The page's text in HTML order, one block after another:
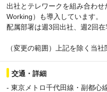
出社とテレワークを組み合わ
Working）も導入しています。
配属部署は週3回出社、週2回在
（変更の範囲）上記を除く当
交通・詳細
- 東京メトロ千代田線・副都心